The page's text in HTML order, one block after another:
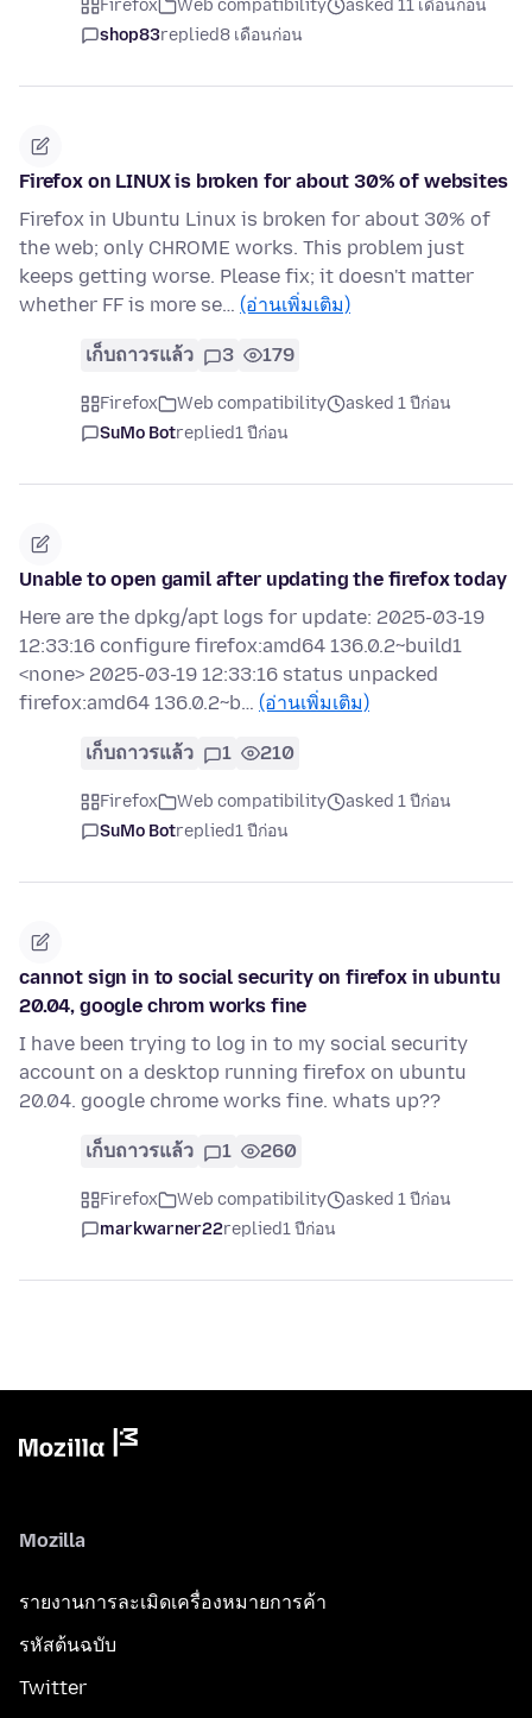
Firefox Web compatibility
asked 11 เดือนก่อน
shop83replied8 เดือนก่อน
Firefox on LINUX is broken for about 30% of websites
Firefox in Ubuntu Linux is broken for about 30% of
the web; only CHROME works. This problem just
keeps getting worse. Please fix; it doesn't matter
whether FF is more se… (อ่านเพิ่มเติม)
เก็บถาวรแล้ว 3 179
Firefox Web compatibility
asked 1 ปีก่อน
SuMo Botreplied1 ปีก่อน
Unable to open gamil after updating the firefox today
Here are the dpkg/apt logs for update: 2025-03-19
12:33:16 configure firefox:amd64 136.0.2~build1
<none> 2025-03-19 12:33:16 status unpacked
firefox:amd64 136.0.2~b… (อ่านเพิ่มเติม)
เก็บถาวรแล้ว 1 210
Firefox Web compatibility
asked 1 ปีก่อน
SuMo Botreplied1 ปีก่อน
cannot sign in to social security on firefox in ubuntu
20.04, google chrom works fine
I have been trying to log in to my social security
account on a desktop running firefox on ubuntu
20.04. google chrome works fine. whats up??
เก็บถาวรแล้ว 1 260
Firefox Web compatibility
asked 1 ปีก่อน
markwarner22replied1 ปีก่อน
Mozilla
รายงานการละเมิดเครื่องหมายการค้า
รหัสต้นฉบับ
Twitter